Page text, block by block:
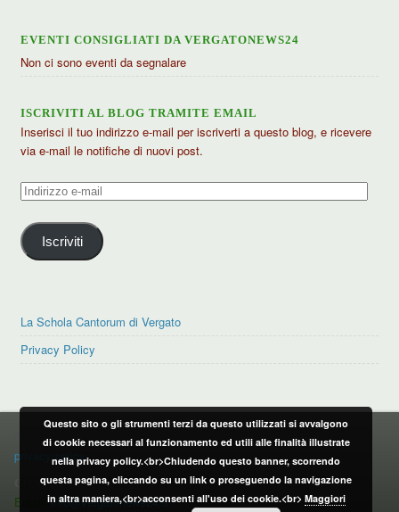
EVENTI CONSIGLIATI DA VERGATONEWS24
Non ci sono eventi da segnalare
ISCRIVITI AL BLOG TRAMITE EMAIL
Inserisci il tuo indirizzo e-mail per iscriverti a questo blog, e ricevere
via e-mail le notifiche di nuovi post.
Indirizzo
mail
Iscriviti
La Schola Cantorum di Vergato
Privacy Policy
PRIVACY POLICY
privacy policy
CONTATTI:
Email:info@vergatonews24.it
Questo sito o gli strumenti terzi da questo utilizzati si avvalgono
di cookie necessari al funzionamento ed utili alle finalità illustrate
nella privacy policy.<br>Chiudendo questo banner, scorrendo
questa pagina, cliccando su un link o proseguendo la navigazione
in altra maniera,<br>acconsenti all'uso dei cookie.<br> Maggiori